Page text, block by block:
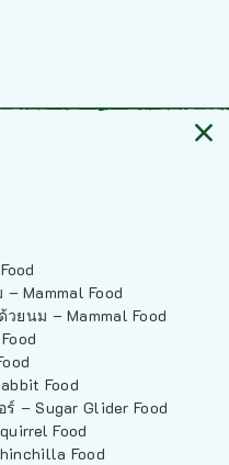
Mammal Food
วยนม – Mammal Food
Food
– Sugar Glider Food
Food
Food